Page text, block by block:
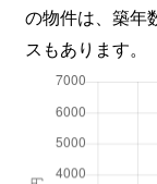
の物件は、築年
スもあります。